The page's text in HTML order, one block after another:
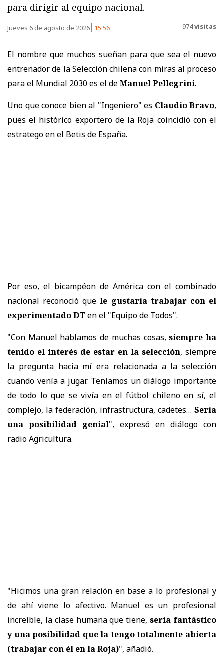
para dirigir al equipo nacional.
Jueves 6 de agosto de 2026 15:56 974visitas
El nombre que muchos sueñan para que sea el nuevo
entrenador de la Selección chilena con miras al proceso
para el Mundial 2030 es el deManuel Pellegrini.
Uno que conoce bien al "Ingeniero" es Claudio Bravo,
pues el histórico exportero de la Roja coincidió con el
estratego en el Betis de España.
Por eso, el bicampéon de América con el combinado
nacional reconoció quele gustaría trabajar con el
experimentado DTen el "Equipo de Todos".
"Con Manuel hablamos de muchas cosas,siempre ha
tenido el interés de estar en la selección, siempre
la pregunta hacia mí era relacionada a la selección
cuando venía a jugar. Teníamos un diálogo importante
de todo lo que se vivía en el fútbol chileno en sí, el
complejo, la federación, infrastructura, cadetes… Sería
una posibilidad genial", expresó en diálogo con
radio Agricultura.
"Hicimos una gran relación en base a lo profesional y
de ahí viene lo afectivo. Manuel es un profesional
increíble, la clase humana que tiene,sería fantástico
y una posibilidad que la tengo totalmente abierta
(trabajar con él en la Roja)", añadió.